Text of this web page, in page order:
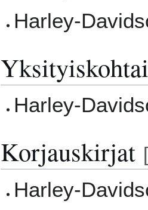
Harley-
Harley-
Korjauskirjat [
Harley-